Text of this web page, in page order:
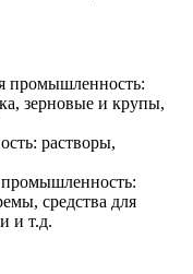
промышленность:
зерновые и крупы,
растворы,
промышленность:
средства для
и т.д.